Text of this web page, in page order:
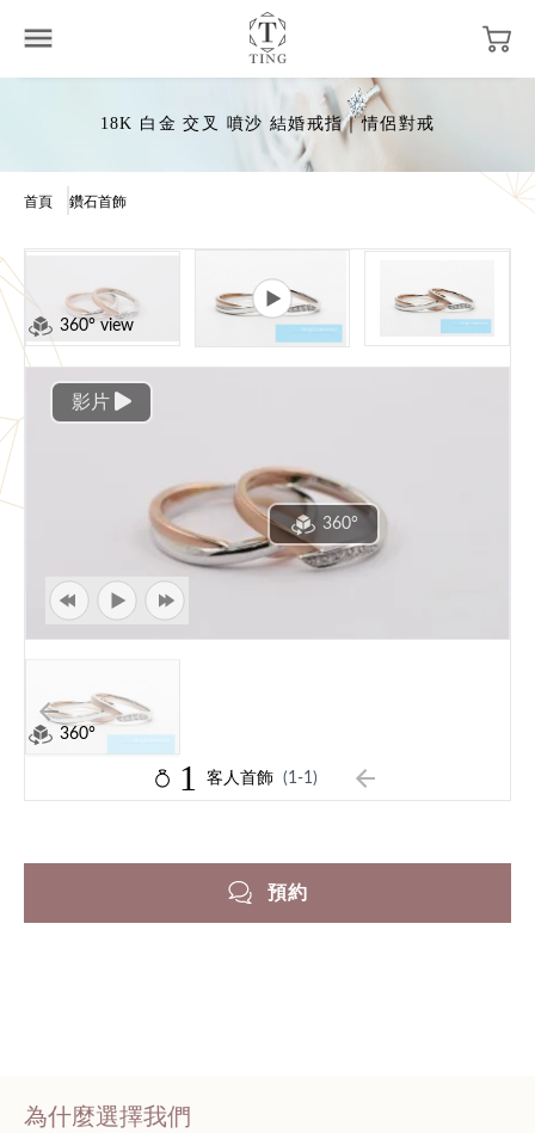
18K 白金 交叉 噴沙 結婚戒指｜情侶對戒
首頁 鑽石首飾
360° view
影片
360°
360°
1 客人首飾 (1-1)
預約
為什麼選擇我們